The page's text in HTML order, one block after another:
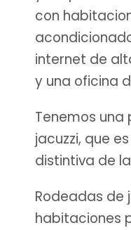
con
internet de
y una oficina
Tenemos una
jacuzzi, que
distintiva de
Rodeadas de
habitaciones